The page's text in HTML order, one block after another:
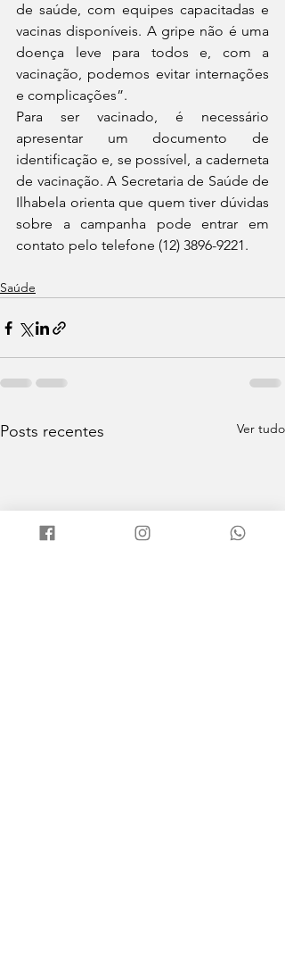
de saúde, com equipes capacitadas e
vacinas disponíveis. A gripe não é uma
doença leve para todos e, com a
vacinação, podemos evitar internações
e complicações”.
Para ser vacinado, é necessário
apresentar um documento de
identificação e, se possível, a caderneta
de vacinação. A Secretaria de Saúde de
Ilhabela orienta que quem tiver dúvidas
sobre a campanha pode entrar em
contato pelo telefone (12) 3896-9221.
Saúde
Posts recentes Ver tudo